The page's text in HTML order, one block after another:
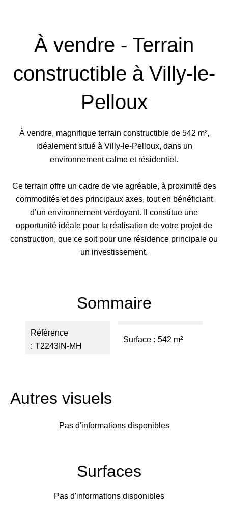
À vendre - Terrain
constructible à Villy-le-
Pelloux
À vendre, magnifique terrain constructible de 542 m²,
idéalement situé à Villy-le-Pelloux, dans un
environnement calme et résidentiel.
Ce terrain offre un cadre de vie agréable, à proximité des
commodités et des principaux axes, tout en bénéficiant
d’un environnement verdoyant. Il constitue une
opportunité idéale pour la réalisation de votre projet de
construction, que ce soit pour une résidence principale ou
un investissement.
Sommaire
Référence
T2243IN-MH
Surface 542 m²
Autres visuels
Pas d'informations disponibles
Surfaces
Pas d'informations disponibles